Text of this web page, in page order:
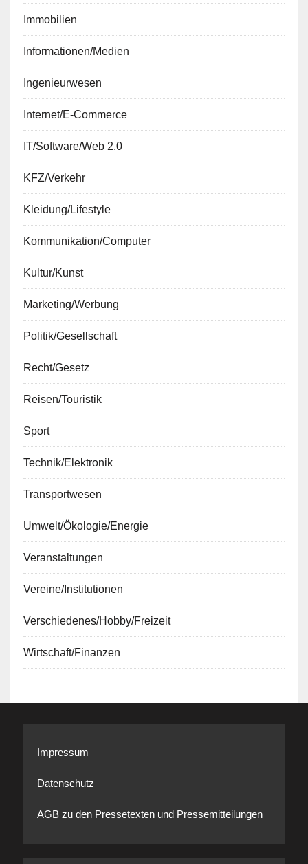
Immobilien
Informationen/Medien
Ingenieurwesen
Internet/E-Commerce
IT/Software/Web 2.0
KFZ/Verkehr
Kleidung/Lifestyle
Kommunikation/Computer
Kultur/Kunst
Marketing/Werbung
Politik/Gesellschaft
Recht/Gesetz
Reisen/Touristik
Sport
Technik/Elektronik
Transportwesen
Umwelt/Ökologie/Energie
Veranstaltungen
Vereine/Institutionen
Verschiedenes/Hobby/Freizeit
Wirtschaft/Finanzen
Impressum
Datenschutz
AGB zu den Pressetexten und Pressemitteilungen